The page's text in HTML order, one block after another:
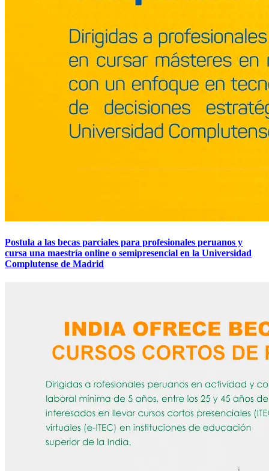
Postula a las becas parciales para profesionales peruanos y
cursa una maestría online o semipresencial en la Universidad
Complutense de Madrid